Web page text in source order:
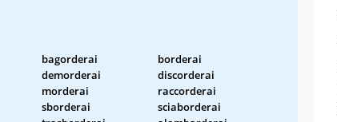
bagorderai
borderai
demorderai
discorderai
morderai
raccorderai
sborderai
sciaborderai